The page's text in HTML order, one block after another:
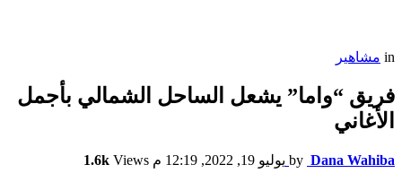
in مشاهير
فريق “واما” يشعل الساحل الشمالي بأجمل
الأغاني
by Dana Wahiba يوليو 19, 2022, 12:19 م 1.6k Views